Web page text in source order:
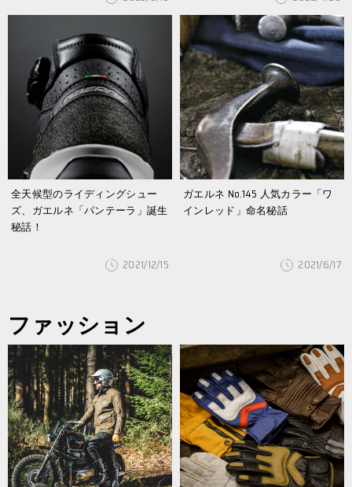
全天候型のライディングシュー
ズ、ガエルネ「パンテーラ」誕生
秘話！
2021/12/15
ガエルネ No.145 人気カラー「ワ
インレッド」命名秘話
2021/6/17
ファッション